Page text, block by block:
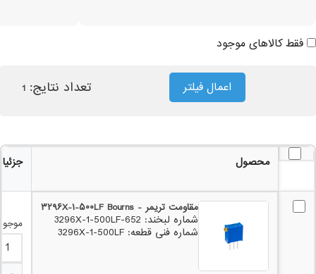
فقط کالاهای موجود
اعمال فیلتر تعداد نتایج:1
محصول
مقاومت تریمر - ۳۲۹۶X-۱-۵۰۰LF Bourns
شماره لبخند: 652-3296X-1-500LF
شماره فنی قطعه: 3296X-1-500LF